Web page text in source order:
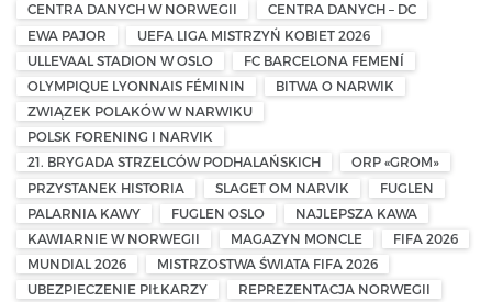
CENTRA DANYCH W NORWEGII
CENTRA DANYCH – DC
EWA PAJOR
UEFA LIGA MISTRZYŃ KOBIET 2026
ULLEVAAL STADION W OSLO
FC BARCELONA FEMENÍ
OLYMPIQUE LYONNAIS FÉMININ
BITWA O NARWIK
ZWIĄZEK POLAKÓW W NARWIKU
POLSK FORENING I NARVIK
21. BRYGADA STRZELCÓW PODHALAŃSKICH
ORP «GROM»
PRZYSTANEK HISTORIA
SLAGET OM NARVIK
FUGLEN
PALARNIA KAWY
FUGLEN OSLO
NAJLEPSZA KAWA
KAWIARNIE W NORWEGII
MAGAZYN MONCLE
FIFA 2026
MUNDIAL 2026
MISTRZOSTWA ŚWIATA FIFA 2026
UBEZPIECZENIE PIŁKARZY
REPREZENTACJA NORWEGII